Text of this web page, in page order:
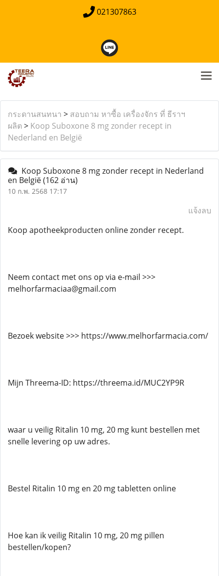
021307863
กระดานสนทนา > สอบถาม หาซื้อ เครื่องจักร ที่ ธีราฯ
ผลิต > Koop Suboxone 8 mg zonder recept in
Nederland en België
Koop Suboxone 8 mg zonder recept in Nederland
en België(162 อ่าน)
10 ก.พ. 2568 17:17
แจ้งลบ
Koop apotheekproducten online zonder recept.
Neem contact met ons op via e-mail >>>
melhorfarmaciaa@gmail.com
Bezoek website >>> https://www.melhorfarmacia.com/
Mijn Threema-ID: https://threema.id/MUC2YP9R
waar u veilig Ritalin 10 mg, 20 mg kunt bestellen met
snelle levering op uw adres.
Bestel Ritalin 10 mg en 20 mg tabletten online
Hoe kan ik veilig Ritalin 10 mg, 20 mg pillen
bestellen/kopen?